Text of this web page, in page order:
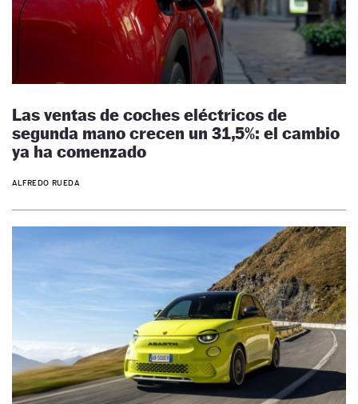
Las ventas de coches eléctricos de
segunda mano crecen un 31,5%: el cambio
ya ha comenzado
ALFREDO RUEDA